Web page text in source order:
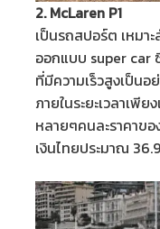
2. McLaren P1
เป็นรถสปอร์ต เหมา
ออกแบบ super car
ที่มีความเร็วสูงเป็นอ
ภายในระยะเวลาเพี
หลายๆคนละราคาข
เงินไทยประมาณ